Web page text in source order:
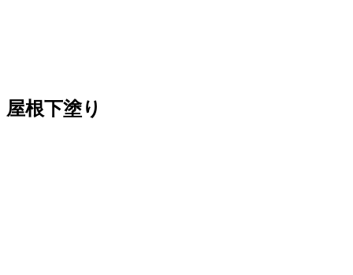
屋根下塗り